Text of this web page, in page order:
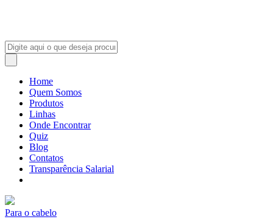
Home
Quem Somos
Produtos
Linhas
Onde Encontrar
Quiz
Blog
Contatos
Transparência Salarial
Para o cabelo